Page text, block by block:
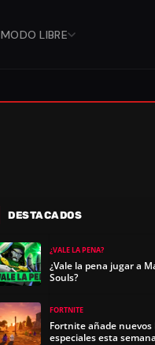
MODO LIBRE
DESTACADOS
¿VALE LA PENA?
¿Vale la pena jugar a
Souls?
FORTNITE
Fortnite añade
especiales esta semana